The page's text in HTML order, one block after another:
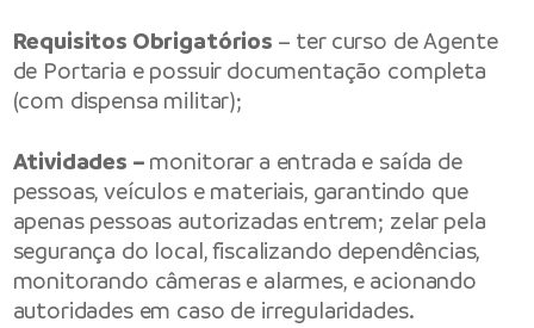
Requisitos Obrigatórios – ter curso de Agente
de Portaria e possuir documentação completa
(com dispensa militar);
Atividades – monitorar a entrada e saída de
pessoas, veículos e materiais, garantindo que
apenas pessoas autorizadas entrem; zelar pela
segurança do local, fiscalizando dependências,
monitorando câmeras e alarmes, e acionando
autoridades em caso de irregularidades.